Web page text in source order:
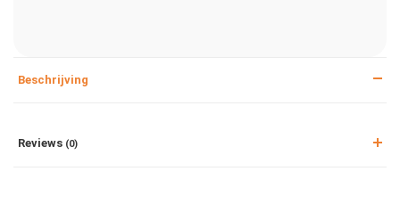
Beschrijving
Reviews (0)